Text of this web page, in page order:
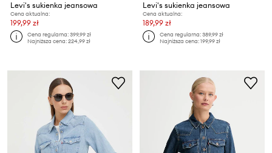
Levi's sukienka jeansowa
Cena aktualna:
199,99 zł
Cena regularna:399,99 zł
Najniższa cena:224,99 zł
Levi's sukienka jeansowa
Cena aktualna:
189,99 zł
Cena regularna:389,99 zł
Najniższa cena:199,99 zł